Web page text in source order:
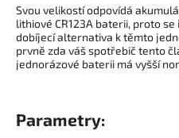
Svou velikostí odpovídá
lithiové CR123A baterii, proto
dobíjecí alternativa k těmto
prvně zda váš spotřebič tento
jednorázové baterii má vyšší
Parametry: